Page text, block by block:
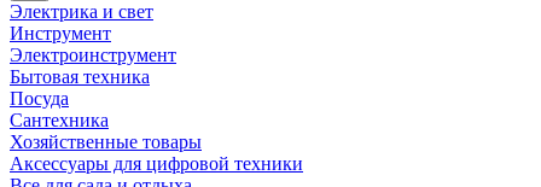
Электрика и свет
Инструмент
Электроинструмент
Бытовая техника
Посуда
Сантехника
Хозяйственные товары
Аксессуары для цифровой техники